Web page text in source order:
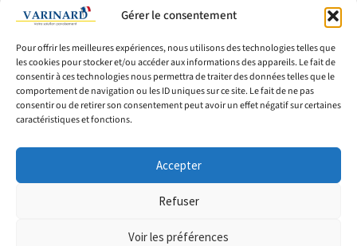
Gérer le consentement
Pour offrir les meilleures expériences, nous utilisons des technologies telles que
les cookies pour stocker et/ou accéder aux informations des appareils. Le fait de
consentir à ces technologies nous permettra de traiter des données telles que le
comportement de navigation ou les ID uniques sur ce site. Le fait de ne pas
consentir ou de retirer son consentement peut avoir un effet négatif sur certaines
caractéristiques et fonctions.
Accepter
Refuser
Voir les préférences
© Varinard 2026